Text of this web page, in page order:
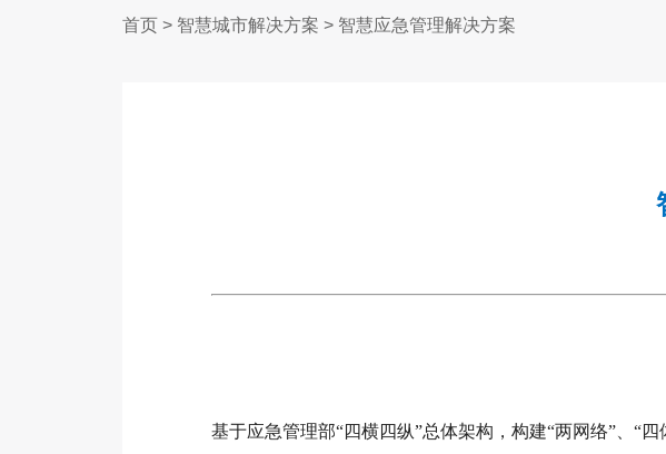
首页 > 智慧城市解决方案 > 智慧应急管理解决方案
基于应急管理部“四横四纵”总体架构，构建“两网络”、“